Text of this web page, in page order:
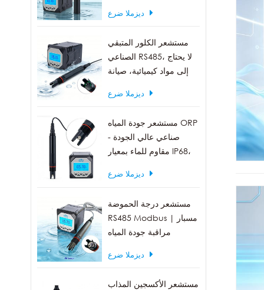
ديزملا ضرع
مستشعر الكلور المتبقي
الصناعي RS485، لا يحتاج
إلى مواد كيميائية، صيانة
ديزملا ضرع
مستشعر جودة المياه ORP
صناعي عالي الجودة -
مقاوم للماء بمعيار IP68،
ديزملا ضرع
مستشعر درجة الحموضة
RS485 Modbus | مسبار
مراقبة جودة المياه
ديزملا ضرع
مستشعر الأكسجين المذاب